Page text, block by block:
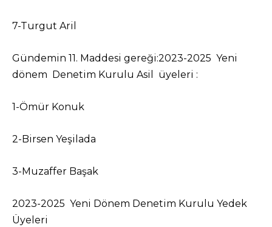
7-Turgut Aril
Gündemin 11. Maddesi gereği:2023-2025 Yeni
dönem Denetim Kurulu Asil üyeleri :
1-Ömür Konuk
2-Birsen Yeşilada
3-Muzaffer Başak
2023-2025 Yeni Dönem Denetim Kurulu Yedek
Üyeleri